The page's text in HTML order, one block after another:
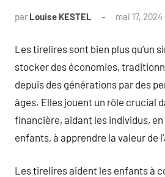
par Louise KESTEL mai 17, 2024
Les tirelires sont bien plus qu’un
stocker des économies,
depuis des générations par des
âges. Elles jouent un rôle crucial
financière, aidant les individus,
enfants, à apprendre la valeur de
Les tirelires aident les enfants à